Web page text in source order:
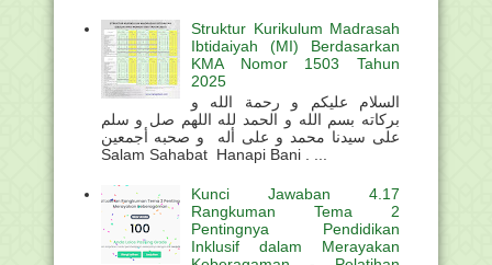
Struktur Kurikulum Madrasah
Ibtidaiyah (MI) Berdasarkan
KMA Nomor 1503 Tahun
2025
السلام عليكم و رحمة الله و
بركاته بسم الله و الحمد لله اللهم صل و سلم
على سيدنا محمد و على أله و صحبه أجمعين
Salam Sahabat Hanapi Bani . ...
Kunci Jawaban 4.17
Rangkuman Tema 2
Pentingnya Pendidikan
Inklusif dalam Merayakan